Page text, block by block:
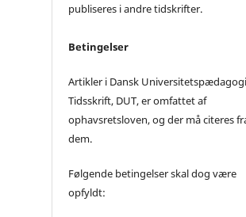
publiseres i andre tidskrifter.
Betingelser
Artikler i Dansk
Tidsskrift, DUT, er omfattet af
ophavsretsloven, og der må citeres
dem.
Følgende betingelser skal dog være
opfyldt: